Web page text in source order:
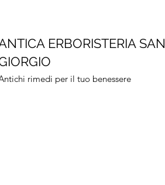
ERBORISTERIA SAN
rimedi per il tuo benessere